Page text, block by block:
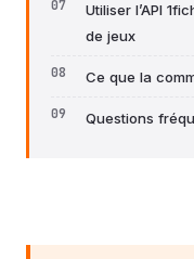
Utiliser l’API
de jeux
Ce que la
Questions